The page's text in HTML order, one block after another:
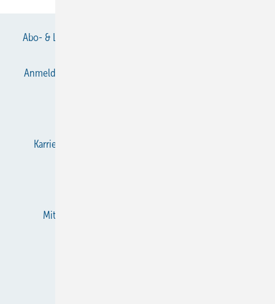
Abo- & Leserservice
Anmelden
Karriere bei Gentner
Mitgliedschaften und Engagement